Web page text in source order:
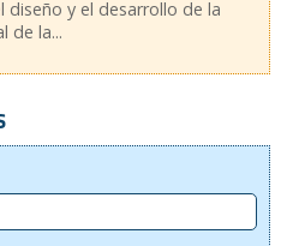
diseño y el desarrollo de la
de la...